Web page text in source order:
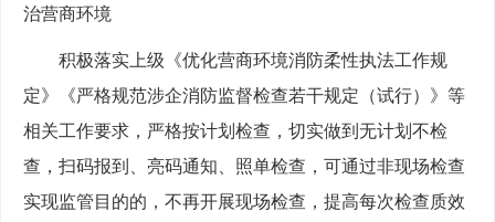
治营商环境
积极落实上级《优化营商环境消防柔性执法工作规
定》《严格规范涉企消防监督检查若干规定（试行）》等
相关工作要求，严格按计划检查，切实做到无计划不检
查，扫码报到、亮码通知、照单检查，可通过非现场检查
实现监管目的的，不再开展现场检查，提高每次检查质效